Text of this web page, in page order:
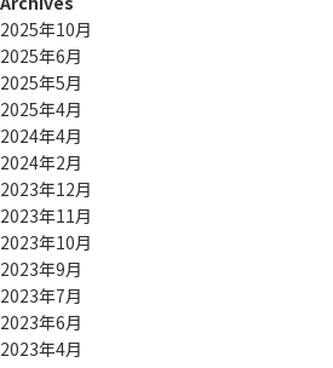
2025年10月
2025年6月
2025年5月
2025年4月
2024年4月
2024年2月
2023年12月
2023年11月
2023年10月
2023年9月
2023年7月
2023年6月
2023年4月